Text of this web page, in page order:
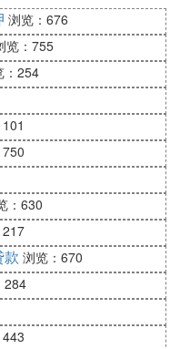
字可以吗
啊，写你父母的名
你的话，要交税的
是自己还,这房子
个人
房子肯定是你父母的
如果房贷是你自己在
，以后可以证明房子
资格要求分房子的。
浏览：676
览：755
：254
：630
款 浏览：670
284